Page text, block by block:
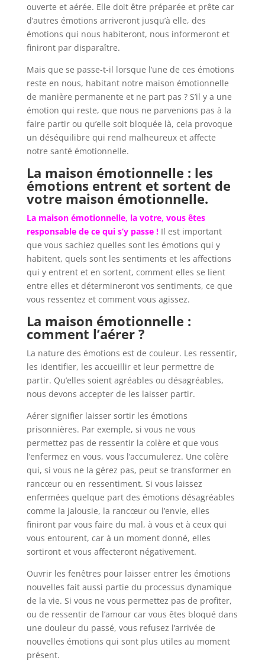
ouverte et aérée. Elle doit être préparée et prête car
d’autres émotions arriveront jusqu’à elle, des
émotions qui nous habiteront, nous informeront et
finiront par disparaître.
Mais que se passe-t-il lorsque l’une de ces émotions
reste en nous, habitant notre maison émotionnelle
de manière permanente et ne part pas ? S’il y a une
émotion qui reste, que nous ne parvenions pas à la
faire partir ou qu’elle soit bloquée là, cela provoque
un déséquilibre qui rend malheureux et affecte
notre santé émotionnelle.
La maison émotionnelle : les
émotions entrent et sortent de
votre maison émotionnelle.
La maison émotionnelle, la votre, vous êtes
responsable de ce qui s’y passe !Il est important
que vous sachiez quelles sont les émotions qui y
habitent, quels sont les sentiments et les affections
qui y entrent et en sortent, comment elles se lient
entre elles et détermineront vos sentiments, ce que
vous ressentez et comment vous agissez.
La maison émotionnelle :
comment l’aérer ?
La nature des émotions est de couleur. Les ressentir,
les identifier, les accueillir et leur permettre de
partir. Qu’elles soient agréables ou désagréables,
nous devons accepter de les laisser partir.
Aérer signifier laisser sortir les émotions
prisonnières. Par exemple, si vous ne vous
permettez pas de ressentir la colère et que vous
l’enfermez en vous, vous l’accumulerez. Une colère
qui, si vous ne la gérez pas, peut se transformer en
rancœur ou en ressentiment. Si vous laissez
enfermées quelque part des émotions désagréables
comme la jalousie, la rancœur ou l’envie, elles
finiront par vous faire du mal, à vous et à ceux qui
vous entourent, car à un moment donné, elles
sortiront et vous affecteront négativement.
Ouvrir les fenêtres pour laisser entrer les émotions
nouvelles fait aussi partie du processus dynamique
de la vie. Si vous ne vous permettez pas de profiter,
ou de ressentir de l’amour car vous êtes bloqué dans
une douleur du passé, vous refusez l’arrivée de
nouvelles émotions qui sont plus utiles au moment
présent.